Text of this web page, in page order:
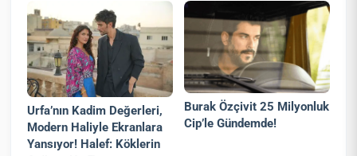
Urfa’nın Kadim Değerleri,
Modern Haliyle Ekranlara
Yansıyor! Halef: Köklerin
Burak Özçivit 25 Milyonluk
Cip’le Gündemde!